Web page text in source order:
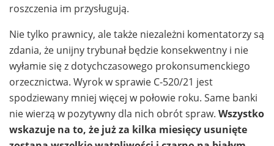
roszczenia im przysługują.
Nie tylko prawnicy, ale także niezależni komentatorzy są
zdania, że unijny trybunał będzie konsekwentny i nie
wyłamie się z dotychczasowego prokonsumenckiego
orzecznictwa. Wyrok w sprawie C-520/21 jest
spodziewany mniej więcej w połowie roku. Same banki
nie wierzą w pozytywny dla nich obrót spraw. Wszystko
wskazuje na to, że już za kilka miesięcy usunięte